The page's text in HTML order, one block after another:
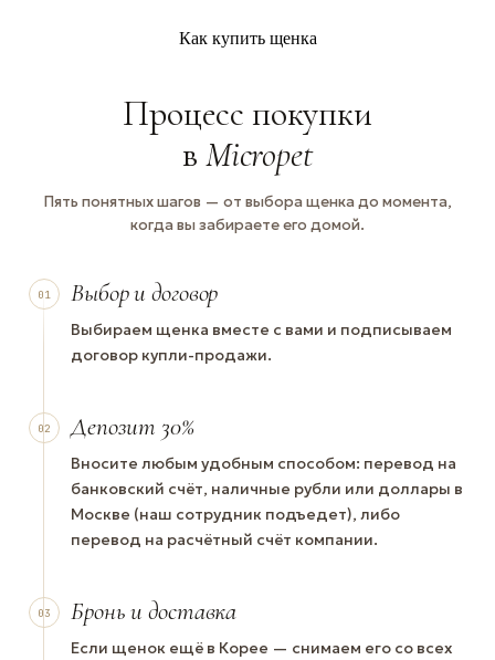
Как купить щенка
Процесс покупки
в Micropet
Пять понятных шагов — от выбора щенка до момента,
когда вы забираете его домой.
01 Выбор и договор
Выбираем щенка вместе с вами и подписываем
договор купли-продажи.
02 Депозит 30%
Вносите любым удобным способом: перевод на
банковский счёт, наличные рубли или доллары в
Москве (наш сотрудник подъедет), либо
перевод на расчётный счёт компании.
03 Бронь и доставка
Если щенок ещё в Корее — снимаем его со всех